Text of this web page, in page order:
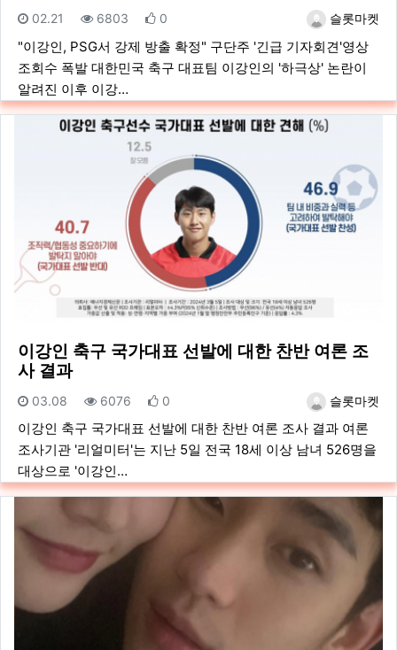
등록자슬롯마켓
등록일
02.21 조회
6803 추천
0
"이강인, PSG서 강제 방출 확정" 구단주 '긴급 기자회견'영상
조회수 폭발 대한민국 축구 대표팀 이강인의 '하극상' 논란이
알려진 이후 이강…
이강인 축구 국가대표 선발에 대한 찬반 여론 조
사 결과
등록자슬롯마켓
등록일
03.08 조회
6076 추천
0
이강인 축구 국가대표 선발에 대한 찬반 여론 조사 결과 여론
조사기관 '리얼미터'는 지난 5일 전국 18세 이상 남녀 526명을
대상으로 '이강인…